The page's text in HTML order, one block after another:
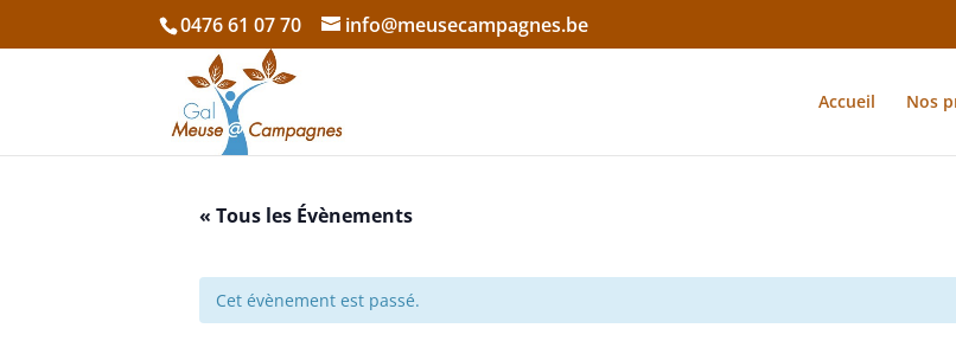
0476 61 07 70 info@meusecampagnes.be
Accueil Nos
« Tous les Évènements
Cet évènement est passé.